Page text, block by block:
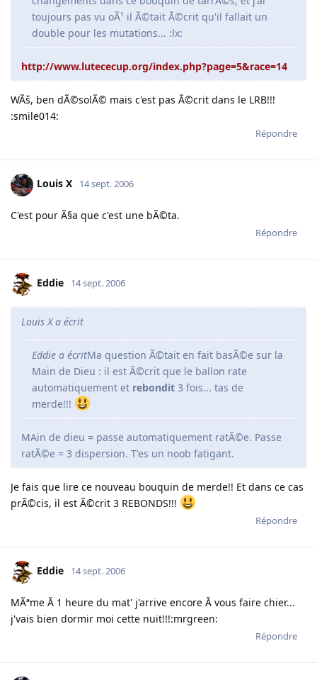
toujours pas vu oÃ¹ il Ã©tait Ã©crit qu'il fallait un
double pour les mutations... :lx:
http://www.lutececup.org/index.php?page=5&race=14
WÃš, ben dÃ©solÃ© mais c'est pas Ã©crit dans le LRB!!!
:smile014:
Répondre
Louis X 14 sept. 2006
C'est pour Ã§a que c'est une bÃ©ta.
Répondre
Eddie 14 sept. 2006
Louis X a écrit
Eddie a écritMa question Ã©tait en fait basÃ©e sur la
Main de Dieu : il est Ã©crit que le ballon rate
automatiquement et rebondit 3 fois... tas de
merde!!!
MAin de dieu = passe automatiquement ratÃ©e. Passe
ratÃ©e = 3 dispersion. T'es un noob fatigant.
Je fais que lire ce nouveau bouquin de merde!! Et dans ce cas
prÃ©cis, il est Ã©crit 3 REBONDS!!!
Répondre
Eddie 14 sept. 2006
MÃªme Ã 1 heure du mat' j'arrive encore Ã vous faire chier...
j'vais bien dormir moi cette nuit!!!:mrgreen:
Répondre